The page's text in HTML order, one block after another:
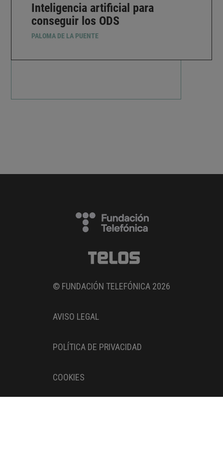
Inteligencia artificial para
conseguir los ODS
PALOMA DE LA PUENTE
© FUNDACIÓN TELEFÓNICA 2026
AVISO LEGAL
POLÍTICA DE PRIVACIDAD
COOKIES